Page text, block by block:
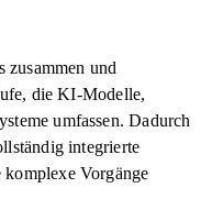
zusammen und
die KI-Modelle,
umfassen. Dadurch
integrierte
komplexe Vorgänge